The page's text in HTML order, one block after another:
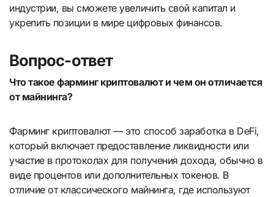
индустрии, вы сможете увеличить свой капитал и
укрепить позиции в мире цифровых финансов.
Вопрос-ответ
Что такое фарминг криптовалют и чем он отличается
от майнинга?
Фарминг криптовалют — это способ заработка в DeFi,
который включает предоставление ликвидности или
участие в протоколах для получения дохода, обычно в
виде процентов или дополнительных токенов. В
отличие от классического майнинга, где используют